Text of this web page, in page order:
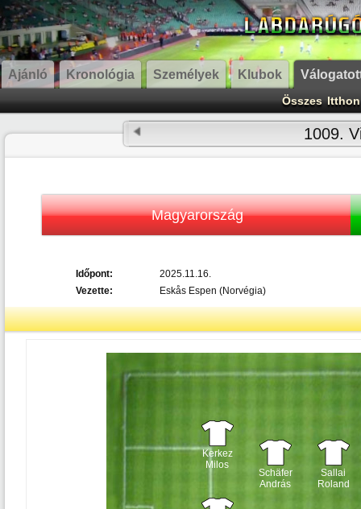
Ajánló Kronológia Személyek Klubok
Összes Itthon
1009.
Magyarország
Időpont:
2025.11.16.
Vezette:
Eskås Espen (Norvégia)
Kerkez
Milos
Schäfer
András
Sallai
Roland